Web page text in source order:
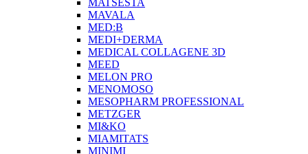
MATSESTA
MAVALA
MED:B
MEDI+DERMA
MEDICAL COLLAGENE 3D
MEED
MELON PRO
MENOMOSO
MESOPHARM PROFESSIONAL
METZGER
MI&KO
MIAMITATS
MINIMI